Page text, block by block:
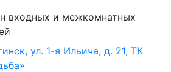
входных и межкомнатных
ул. 1-я Ильича, д. 21, ТК